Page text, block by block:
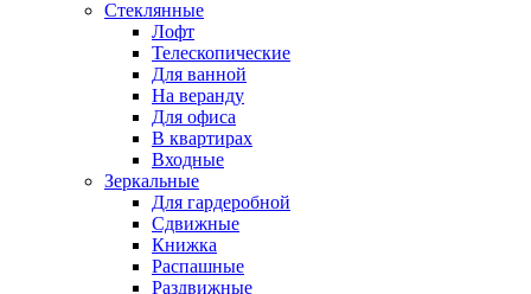
Стеклянные
Лофт
Телескопические
Для ванной
На веранду
Для офиса
В квартирах
Входные
Зеркальные
Для гардеробной
Сдвижные
Книжка
Распашные
Раздвижные